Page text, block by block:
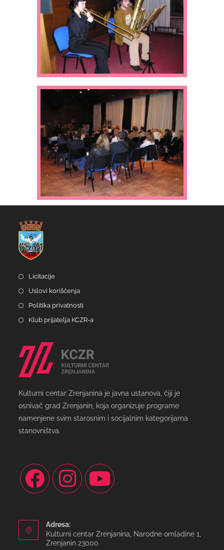
Licitacije
Uslovi korišćenja
Politika privatnosti
Klub prijatelja KCZR-a
Kulturni centar Zrenjanina je javna ustanova, čiji je
osnivač grad Zrenjanin, koja organizuje programe
namenjene svim starosnim i socijalnim kategorijama
stanovništva.
Adresa:
Kulturni centar Zrenjanina, Narodne omladine 1,
Zrenjanin 23000